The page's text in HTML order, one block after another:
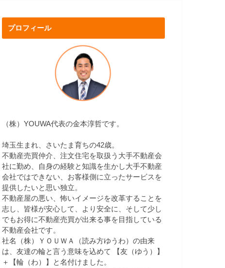
プロフィール
（株）YOUWA代表の金本淳哲です。
埼玉生まれ、さいたま育ちの42歳。
不動産売買仲介、注文住宅を取扱う大手不動産会
社に勤め、自身の経験と知識を生かし大手不動産
会社ではできない、お客様側に立ったサービスを
提供したいと思い独立。
不動産屋の悪い、怖いイメージを改革することを
志し、皆様が安心して、より安全に、そして少し
でもお得に不動産売買が出来る事を目指している
不動産会社です。
社名（株）ＹＯＵＷＡ（読み方ゆうわ）の由来
は、友達の輪と言う意味を込めて 【友（ゆう）】
＋【輪（わ）】と名付けました。